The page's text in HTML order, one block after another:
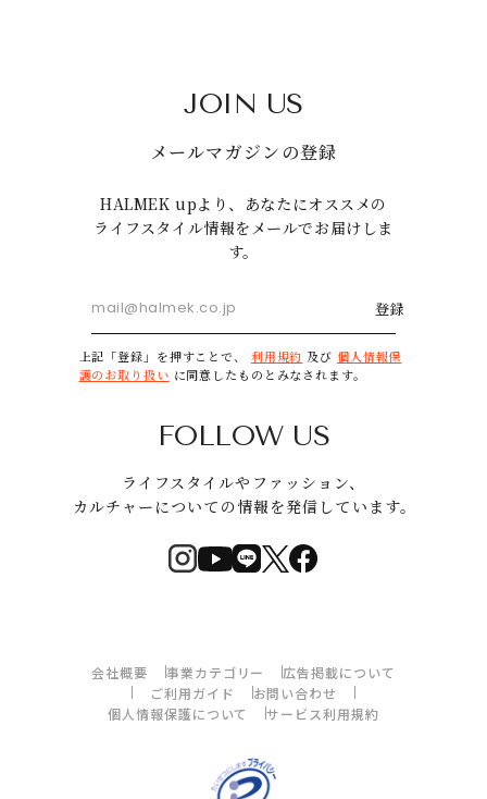
JOIN US
メールマガジンの登録
HALMEK upより、あなたにオススメの
ライフスタイル情報をメールでお届けしま
す。
登録
上記「登録」を押すことで、 利用規約 及び 個人情報保
護のお取り扱い に同意したものとみなされます。
FOLLOW US
ライフスタイルやファッション、
カルチャーについての情報を発信しています。
会社概要 事業カテゴリー
広告掲載について
ご利用ガイド
お問い合わせ
個人情報保護について
サービス利用規約